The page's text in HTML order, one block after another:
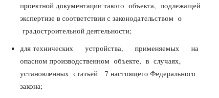
проектной документации такого объекта, подлежащей
экспертизе в соответствии с законодательством о
градостроительной деятельности;
для технических устройства, применяемых на
опасном производственном объекте, в случаях,
установленных статьей 7 настоящего Федерального
закона;